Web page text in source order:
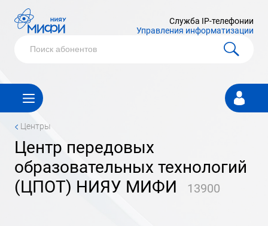
Служба IP-телефонии
Управления информатизации
Личный
кабинет
< Центры
центр передовых
образовательных технологий
(ЦПОТ) НИЯУ МИФИ
13900